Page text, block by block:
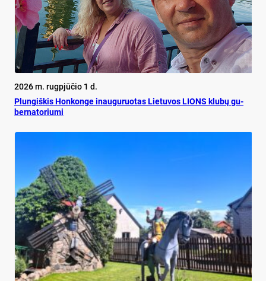
2026 m. rugpjūčio 1 d.
Plun­giš­kis Hon­kon­ge inau­gu­ruo­tas Lie­tu­vos LIONS klu­bų gu­
ber­na­to­riu­mi